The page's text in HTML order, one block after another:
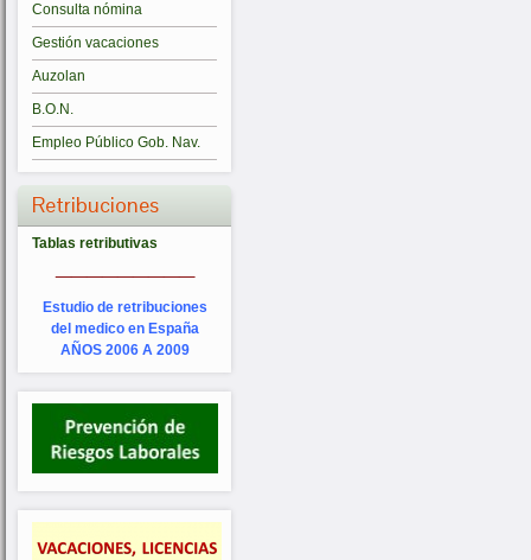
Consulta nómina
Gestión vacaciones
Auzolan
B.O.N.
Empleo Público Gob. Nav.
Retribuciones
Tablas retributivas
Estudio de retribuciones
del medico en España
AÑOS 2006 A 2009